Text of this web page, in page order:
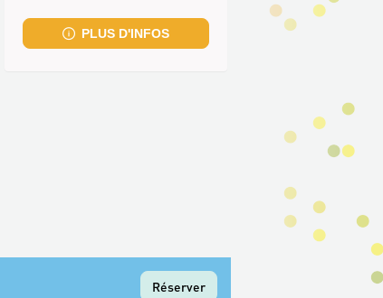
fenêtre)
PLUS D'INFOS
Réserver